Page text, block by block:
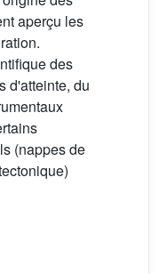
aperçu les
des
d'atteinte, du
(nappes de